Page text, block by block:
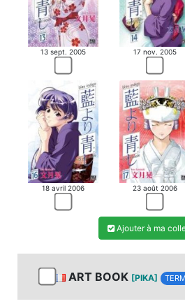
13 sept. 2005 17 nov. 2005
18 avril 2006 23 août 2006
Ajouter à ma
ART BOOK [PIKA]